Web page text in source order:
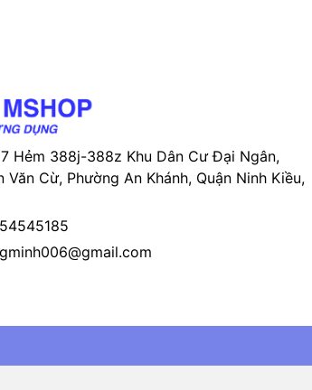
Hẻm 388j-388z Khu Dân Cư Đại Ngân,
Cừ, Phường An Khánh, Quận Ninh Kiều,